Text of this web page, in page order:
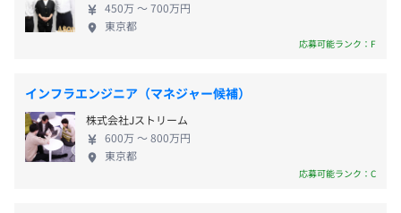
■東急東横線「渋谷駅」より徒歩13分
（渋谷マークシティーを通り抜けると便利です）
・夏季休暇（4日間）
・有給休暇（初年度10日）※5月or11月に付与：入社時期
・リフレッシュ休暇（入社1年後から使用可能）
・産前産後休暇
・育児休業制度
・介護休業制度
ンエコノミー、AIといった新たなインターネットの
構造に対して積極的な技術開発、実装も行っており
ーザー自身が主役となる分散型の社会インフラを構
築することで、より自由で安心安全な、透明性の高
いデジタル社会の実現を目指しています。 私たちは
これからもインターネットを通じて人々の暮らしを
豊かにし、次世代へと続く少し先の未来の当り前を
450万 〜 700万円
東京都
応募可能ランク：F
インフラエンジニア（マネジャー候補）
株式会社Jストリーム
600万 〜 800万円
東京都
応募可能ランク：C